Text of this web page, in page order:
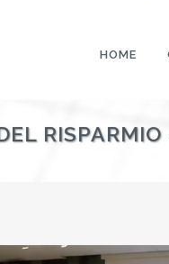
HOME